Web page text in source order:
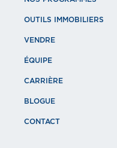
OUTILS IMMOBILIERS
VENDRE
ÉQUIPE
CARRIÈRE
BLOGUE
CONTACT